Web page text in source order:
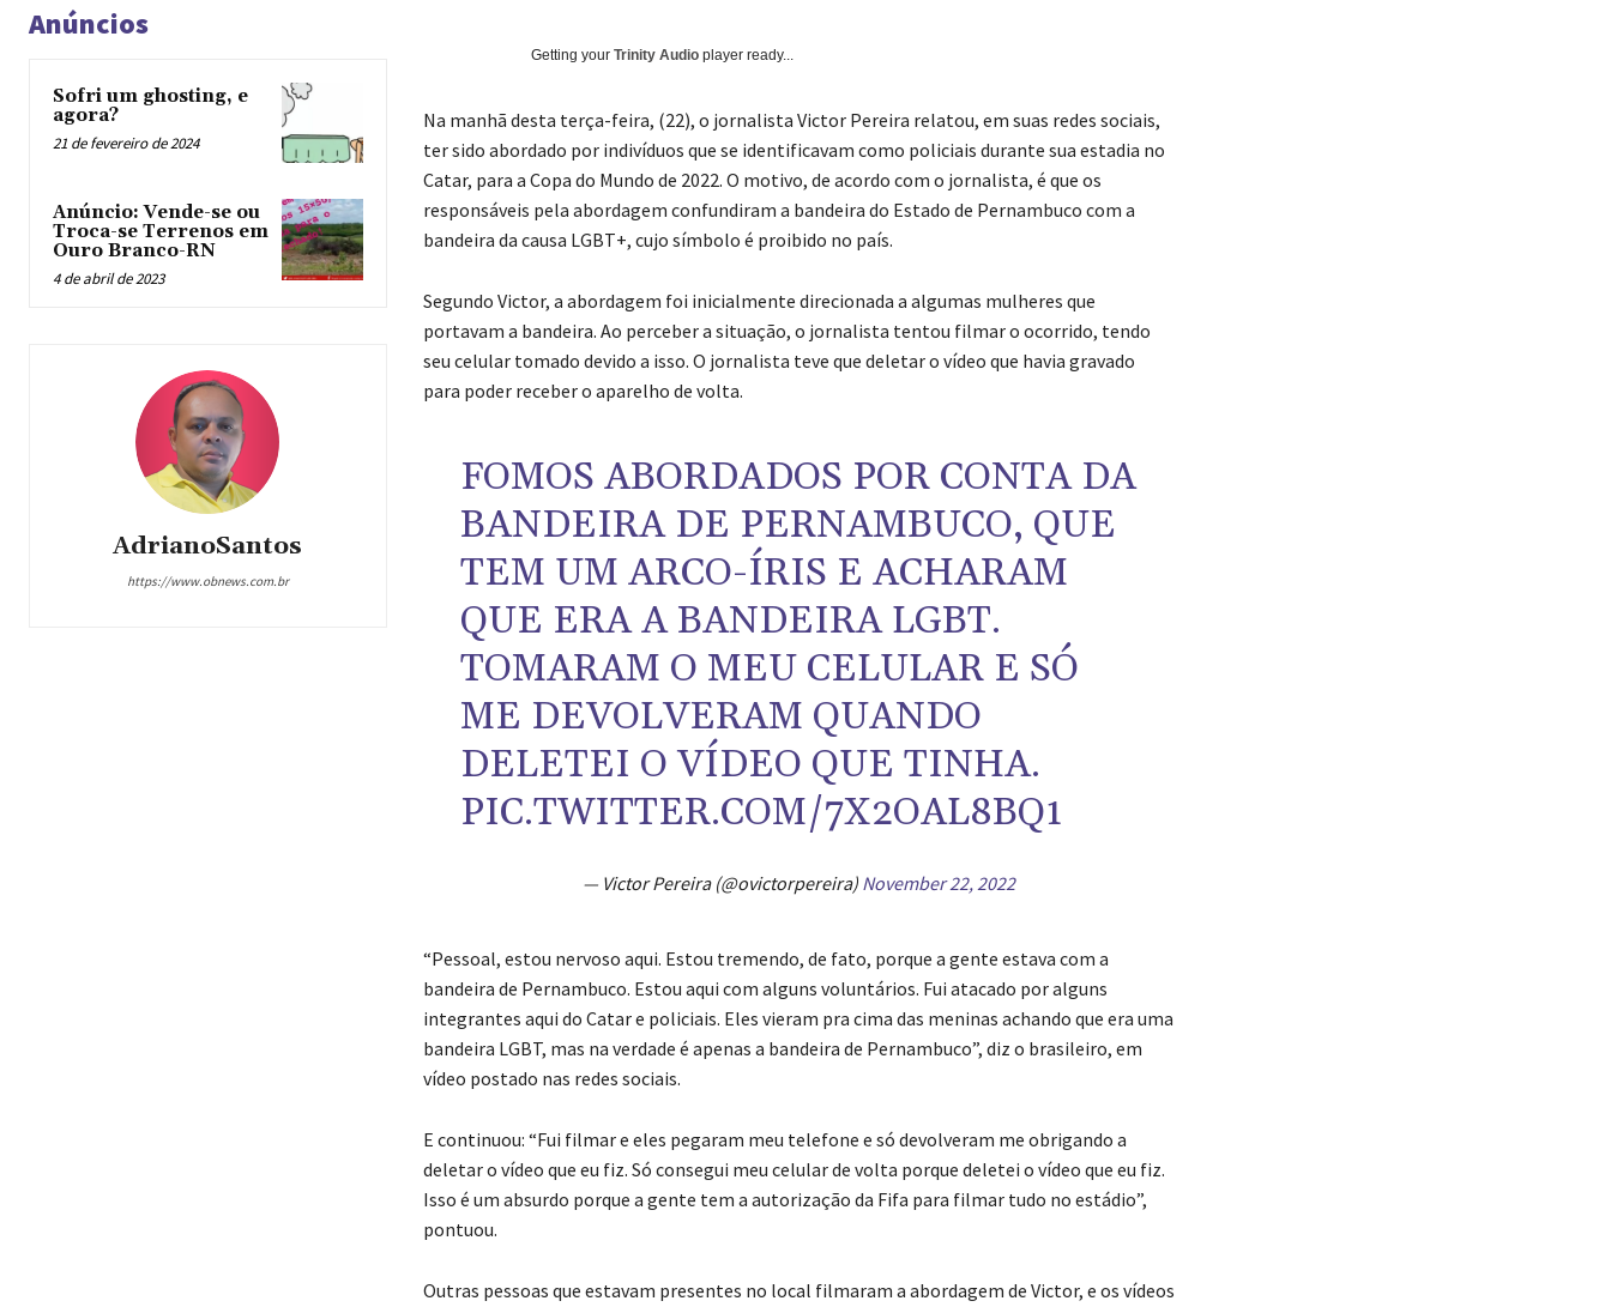
Anúncios
Sofri um ghosting, e
agora?
21 de fevereiro de 2024
Anúncio: Vende-se ou
Troca-se Terrenos em
Ouro Branco-RN
4 de abril de 2023
AdrianoSantos
https://www.obnews.com.br
Getting your Trinity Audioplayer ready...
Na manhã desta terça-feira, (22), o jornalista Victor Pereira relatou, em suas redes sociais,
ter sido abordado por indivíduos que se identificavam como policiais durante sua estadia no
Catar, para a Copa do Mundo de 2022. O motivo, de acordo com o jornalista, é que os
responsáveis pela abordagem confundiram a bandeira do Estado de Pernambuco com a
bandeira da causa LGBT+, cujo símbolo é proibido no país.
Segundo Victor, a abordagem foi inicialmente direcionada a algumas mulheres que
portavam a bandeira. Ao perceber a situação, o jornalista tentou filmar o ocorrido, tendo
seu celular tomado devido a isso. O jornalista teve que deletar o vídeo que havia gravado
para poder receber o aparelho de volta.
FOMOS ABORDADOS POR CONTA DA
BANDEIRA DE PERNAMBUCO, QUE
TEM UM ARCO-ÍRIS E ACHARAM
QUE ERA A BANDEIRA LGBT.
TOMARAM O MEU CELULAR E SÓ
ME DEVOLVERAM QUANDO
DELETEI O VÍDEO QUE TINHA.
PIC.TWITTER.COM/7X2OAL8BQ1
— Victor Pereira (@ovictorpereira) November 22, 2022
“Pessoal, estou nervoso aqui. Estou tremendo, de fato, porque a gente estava com a
bandeira de Pernambuco. Estou aqui com alguns voluntários. Fui atacado por alguns
integrantes aqui do Catar e policiais. Eles vieram pra cima das meninas achando que era uma
bandeira LGBT, mas na verdade é apenas a bandeira de Pernambuco”, diz o brasileiro, em
vídeo postado nas redes sociais.
E continuou: “Fui filmar e eles pegaram meu telefone e só devolveram me obrigando a
deletar o vídeo que eu fiz. Só consegui meu celular de volta porque deletei o vídeo que eu fiz.
Isso é um absurdo porque a gente tem a autorização da Fifa para filmar tudo no estádio”,
pontuou.
Outras pessoas que estavam presentes no local filmaram a abordagem de Victor, e os vídeos